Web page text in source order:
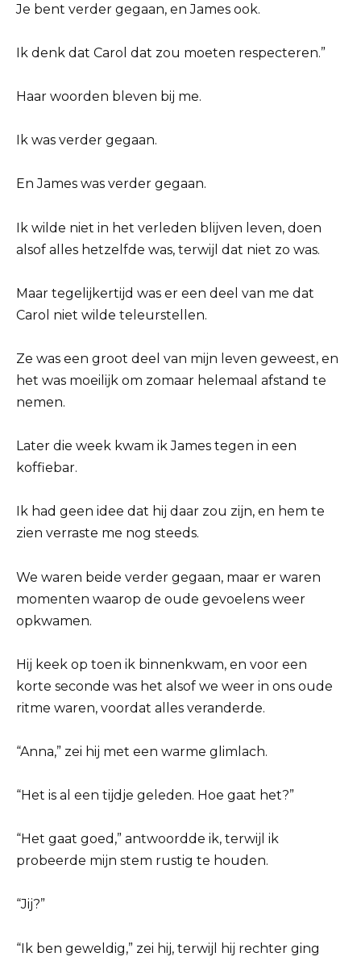
Je bent verder gegaan, en James ook.
Ik denk dat Carol dat zou moeten respecteren.”
Haar woorden bleven bij me.
Ik was verder gegaan.
En James was verder gegaan.
Ik wilde niet in het verleden blijven leven, doen
alsof alles hetzelfde was, terwijl dat niet zo was.
Maar tegelijkertijd was er een deel van me dat
Carol niet wilde teleurstellen.
Ze was een groot deel van mijn leven geweest, en
het was moeilijk om zomaar helemaal afstand te
nemen.
Later die week kwam ik James tegen in een
koffiebar.
Ik had geen idee dat hij daar zou zijn, en hem te
zien verraste me nog steeds.
We waren beide verder gegaan, maar er waren
momenten waarop de oude gevoelens weer
opkwamen.
Hij keek op toen ik binnenkwam, en voor een
korte seconde was het alsof we weer in ons oude
ritme waren, voordat alles veranderde.
“Anna,” zei hij met een warme glimlach.
“Het is al een tijdje geleden. Hoe gaat het?”
“Het gaat goed,” antwoordde ik, terwijl ik
probeerde mijn stem rustig te houden.
“Jij?”
“Ik ben geweldig,” zei hij, terwijl hij rechter ging